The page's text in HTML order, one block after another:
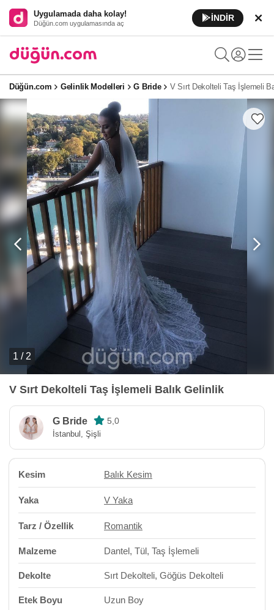
Uygulamada daha kolay!
Düğün.com uygulamasında aç
İNDİR
Düğün.com Gelinlik Modelleri G Bride V Sırt Dekolteli Taş İşlemeli
1 / 2
V Sırt Dekolteli Taş İşlemeli Balık Gelinlik
G Bride 5,0
İstanbul, Şişli
Kesim Balık Kesim
Yaka V Yaka
Tarz / Özellik Romantik
Malzeme Dantel, Tül, Taş İşlemeli
Dekolte Sırt Dekolteli, Göğüs Dekolteli
Etek Boyu Uzun Boy